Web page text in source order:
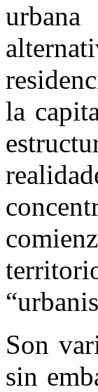
la
Son
sin